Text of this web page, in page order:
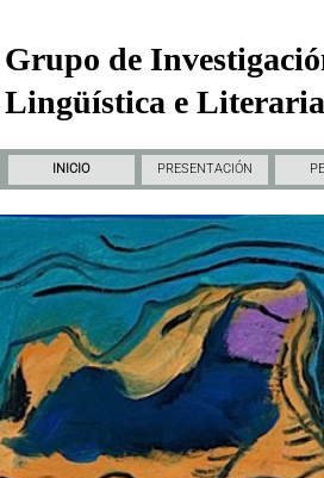
Grupo de
Lingüística e
INICIO PRESENTACIÓN